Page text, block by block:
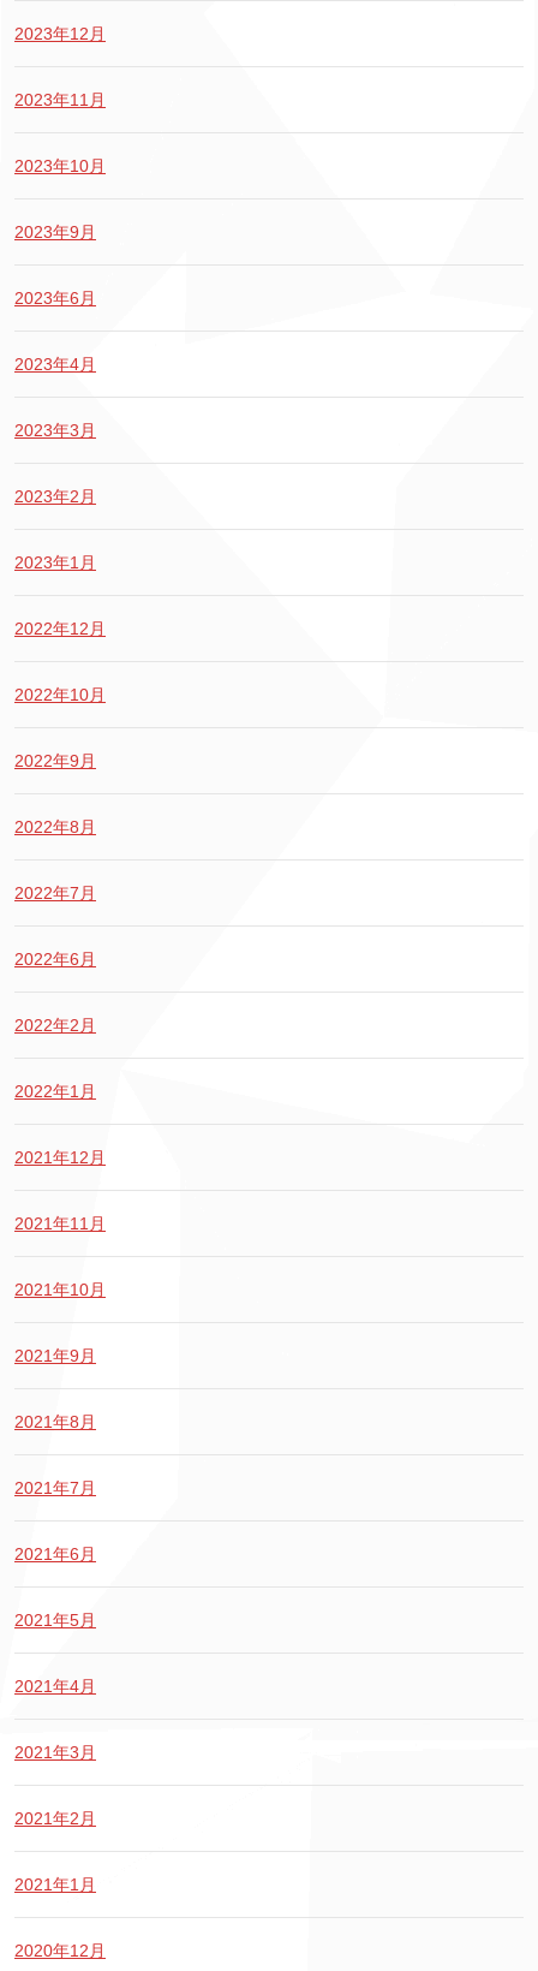
2023年12月
2023年11月
2023年10月
2023年9月
2023年6月
2023年4月
2023年3月
2023年2月
2023年1月
2022年12月
2022年10月
2022年9月
2022年8月
2022年7月
2022年6月
2022年2月
2022年1月
2021年12月
2021年11月
2021年10月
2021年9月
2021年8月
2021年7月
2021年6月
2021年5月
2021年4月
2021年3月
2021年2月
2021年1月
2020年12月